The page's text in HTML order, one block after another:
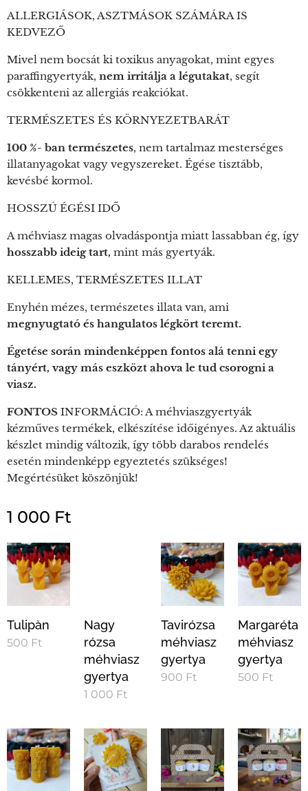
ALLERGIÁSOK, ASZTMÁSOK SZÁMÁRA IS
KEDVEZŐ
Mivel nem bocsát ki toxikus anyagokat, mint egyes
paraffingyertyák, nem irritálja a légutakat, segít
csökkenteni az allergiás reakciókat.
TERMÉSZETES ÉS KÖRNYEZETBARÁT
100 %- ban természetes, nem tartalmaz mesterséges
illatanyagokat vagy vegyszereket. Égése tisztább,
kevésbé kormol.
HOSSZÚ ÉGÉSI IDŐ
A méhviasz magas olvadáspontja miatt lassabban ég, így
hosszabb ideig tart, mint más gyertyák.
KELLEMES, TERMÉSZETES ILLAT
Enyhén mézes, természetes illata van, ami
megnyugtató és hangulatos légkört teremt.
Égetése során mindenképpen fontos alá tenni egy
tányért, vagy más eszközt ahova le tud csorogni a
viasz.
FONTOS INFORMÁCIÓ: A méhviaszgyertyák
kézműves termékek, elkészítése időigényes. Az aktuális
készlet mindig változik, így több darabos rendelés
esetén mindenképp egyeztetés szükséges!
Megértésüket köszönjük!
1 000 Ft
Tulipàn
500 Ft
Nagy
rózsa
méhviasz
gyertya
1 000 Ft
Tavirózsa
méhviasz
gyertya
900 Ft
Margaréta
méhviasz
gyertya
500 Ft